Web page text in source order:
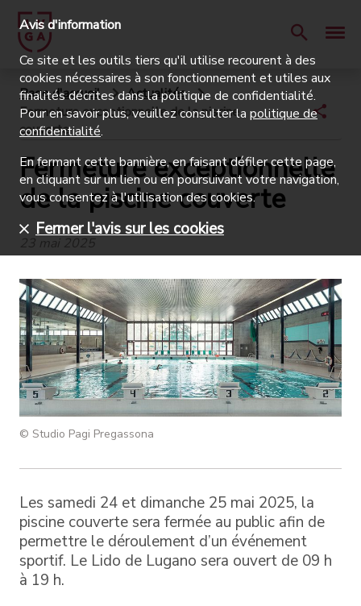
Page d'accueil
Actualités
Fermeture exceptionnelle de la piscine
couverte
Fermeture exceptionnelle
de la piscine couverte
23 mai 2025
© Studio Pagi Pregassona
Les samedi 24 et dimanche 25 mai 2025, la
piscine couverte sera fermée au public afin de
permettre le déroulement d’un événement
sportif. Le Lido de Lugano sera ouvert de 09 h
à 19 h.
Avis d'information
Ce site et les outils tiers qu'il utilise recourent à des
cookies nécessaires à son fonctionnement et utiles aux
finalités décrites dans la politique de confidentialité.
Pour en savoir plus, veuillez consulter la politique de
confidentialité.
En fermant cette bannière, en faisant défiler cette page,
en cliquant sur un lien ou en poursuivant votre navigation,
vous consentez à l'utilisation des cookies.
Fermer l'avis sur les cookies